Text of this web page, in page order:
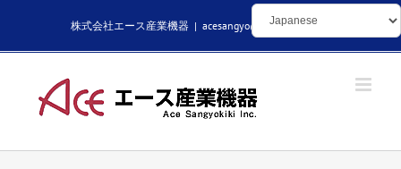
株式会社エース産業機器 | acesangyo@kikaibuhin.com